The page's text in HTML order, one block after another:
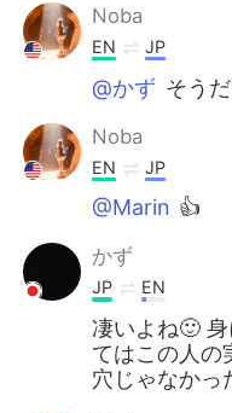
Noba
EN JP
@かず そう
Noba
EN JP
@Marin 👍
かず
JP EN
凄いよね🙂
てはこの人の
穴じゃなかっ